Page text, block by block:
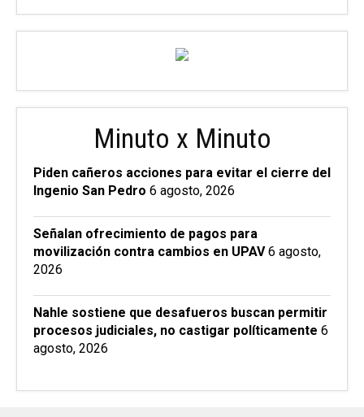
Minuto x Minuto
Piden cañeros acciones para evitar el cierre del
Ingenio San Pedro 6 agosto, 2026
Señalan ofrecimiento de pagos para
movilización contra cambios en UPAV 6 agosto,
2026
Nahle sostiene que desafueros buscan permitir
procesos judiciales, no castigar políticamente 6
agosto, 2026